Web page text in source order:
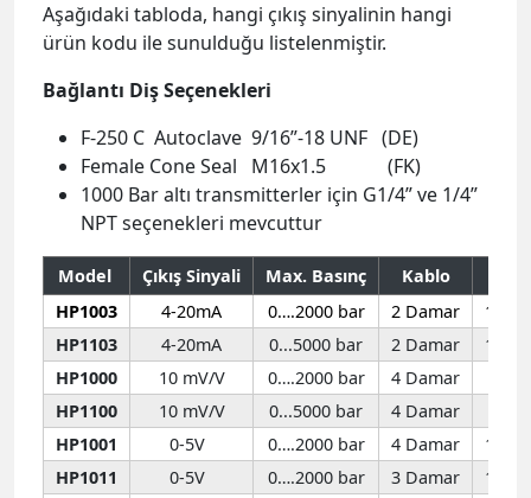
Aşağıdaki tabloda, hangi çıkış sinyalinin hangi
ürün kodu ile sunulduğu listelenmiştir.
Bağlantı Diş Seçenekleri
F-250 C Autoclave 9/16”-18 UNF (DE)
Female Cone Seal M16x1.5 (FK)
1000 Bar altı transmitterler için G1/4” ve 1/4”
NPT seçenekleri mevcuttur
Model Çıkış Sinyali Max. Basınç Kablo
HP1003
4-20mA 0….2000 bar 2 Damar
10 -
HP1103
4-20mA 0...5000 bar 2 Damar
10 -
HP1000
10 mV/V 0….2000 bar 4 Damar
HP1100
10 mV/V 0...5000 bar 4 Damar
HP1001
0-5V 0….2000 bar 4 Damar
13 -
HP1011
0-5V 0….2000 bar 3 Damar
13 -